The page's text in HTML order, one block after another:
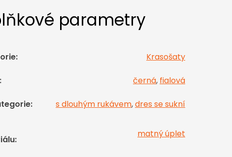
parametry
: Krasošaty
: černá, fialová
: s dlouhým rukávem,dres se sukní
:
matný úplet